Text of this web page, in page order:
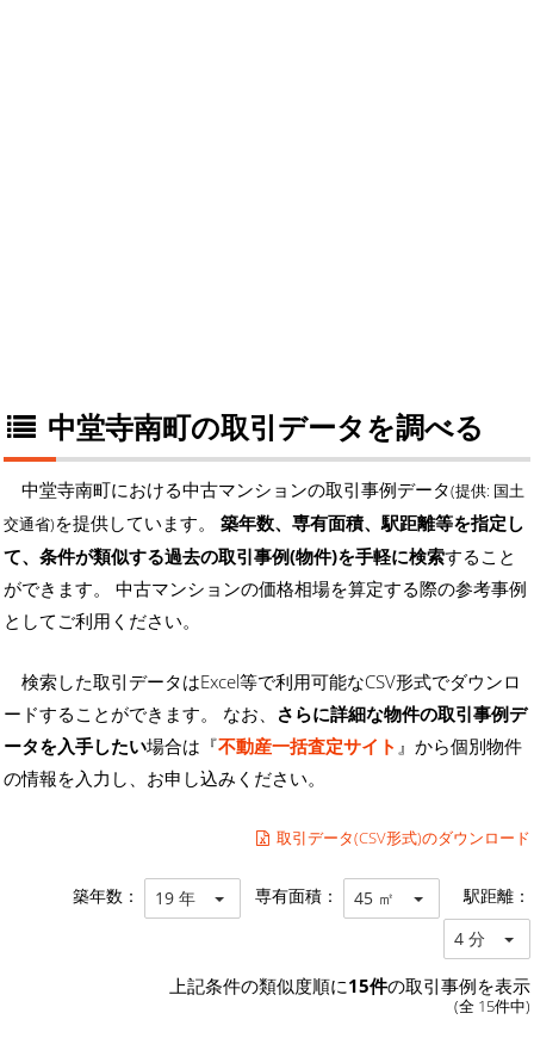
中堂寺南町の取引データを調べる
中堂寺南町における中古マンションの取引事例データ(提供: 国土
交通省)を提供しています。 築年数、専有面積、駅距離等を指定し
て、条件が類似する過去の取引事例(物件)を手軽に検索すること
ができます。 中古マンションの価格相場を算定する際の参考事例
としてご利用ください。
検索した取引データはExcel等で利用可能なCSV形式でダウンロ
ードすることができます。 なお、 さらに詳細な物件の取引事例デ
ータを入手したい場合は『不動産一括査定サイト 』から個別物件
の情報を入力し、お申し込みください。
取引データ(CSV形式)のダウンロード
築年数： 19 年 専有面積： 45 ㎡ 駅距離：
4 分
上記条件の類似度順に15件の取引事例を表示
(全 15件中)